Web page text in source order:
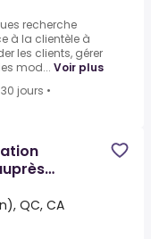
recherche
à la clientèle à
les clients, gérer
mod... Voir plus
jours •
QC, CA